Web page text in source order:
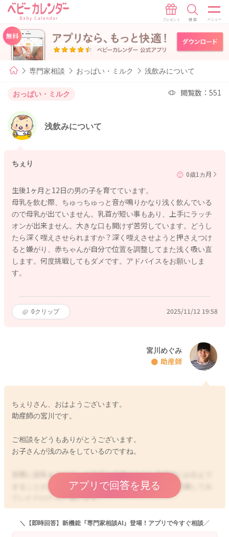
専門家相談 おっぱい・ミルク 浅飲みについて
おっぱい・ミルク 閲覧数：551
浅飲みについて
ちぇり
0歳1カ月
生後1ヶ月と12日の男の子を育てています。
母乳を飲む際、ちゅっちゅっと音が鳴りかなり浅く飲んでいる
ので母乳が出ていません。乳首が短い事もあり、上手にラッチ
オンが出来ません。大きな口も開けず苦労しています。どうし
たら深く咥えさせられますか？深く咥えさせようと押さえつけ
ると嫌がり、赤ちゃんが自分で位置を調整してまた浅く吸い直
します。何度挑戦してもダメです。アドバイスをお願いしま
す。
0クリップ 2025/11/12 19:58
宮川めぐみ
助産師
ちぇりさん、おはようございます。
助産師の宮川です。
ご相談をどうもありがとうございます。
お子さんが浅のみをしているのですね。
実際に授乳をされている様子を拝見できると具体的にお伝えで
きることがあるかと思うのですが、次のポイントを意識してみ
ていただけたらと思います。
横抱きでも縦抱きでもどの姿勢でも基本的には、お子さんとお
腹同士をくっつけていただき、お子さんの耳と肩と腰のライン
アプリで回答を見る
＼【即時回答】新機能「専門家相談AI」登場！アプリで今すぐ相談／